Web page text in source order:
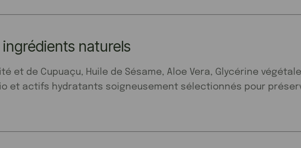
naturels
et de Cupuaçu, Huile de Sésame, Aloe Vera, Glycérine
et actifs hydratants soigneusement sélectionnés pour